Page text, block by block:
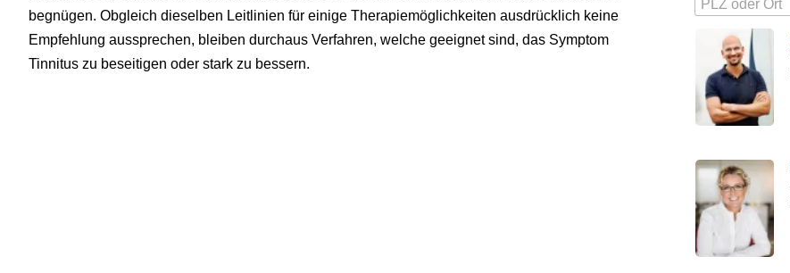
begnügen. Obgleich dieselben Leitlinien für einige Therapiemöglichkeiten ausdrücklich keine
Empfehlung aussprechen, bleiben durchaus Verfahren, welche geeignet sind, das Symptom
Tinnitus zu beseitigen oder stark zu bessern.